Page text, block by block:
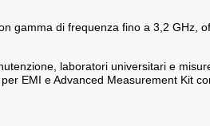
gamma di frequenza fino a 3,2 GHz,
laboratori universitari e
EMI e Advanced Measurement Kit